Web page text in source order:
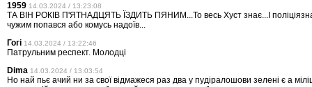
1959 14.03.2024 / 13:23:08
ТА ВІН РОКІВ П'ЯТНАДЦЯТЬ ЇЗДИТЬ ПЯНИМ...То весь Хуст знає...І
чужим попався або комусь надоїв...
Гогі 14.03.2024 / 13:22:46
Патрульним респект. Молодці
Dima 14.03.2024 / 13:03:54
Но най пьє ачий ни за свої відмажеся раз два у пудіралошови зелені є а